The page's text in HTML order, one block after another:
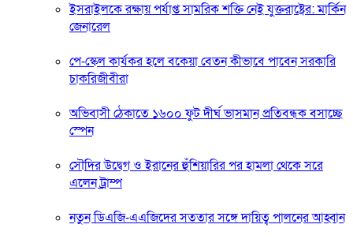
ইসরাইলকে রক্ষায় পর্যাপ্ত সামরিক শক্তি নেই যুক্তরাষ্ট্রের: মার্কিন
জেনারেল
পে-স্কেল কার্যকর হলে বকেয়া বেতন কীভাবে পাবেন সরকারি
চাকরিজীবীরা
অভিবাসী ঠেকাতে ১৬০০ ফুট দীর্ঘ ভাসমান প্রতিবন্ধক বসাচ্ছে
স্পেন
সৌদির উদ্বেগ ও ইরানের হুঁশিয়ারির পর হামলা থেকে সরে
এলেন ট্রাম্প
নতুন ডিএজি-এএজিদের সততার সঙ্গে দায়িত্ব পালনের আহ্বান